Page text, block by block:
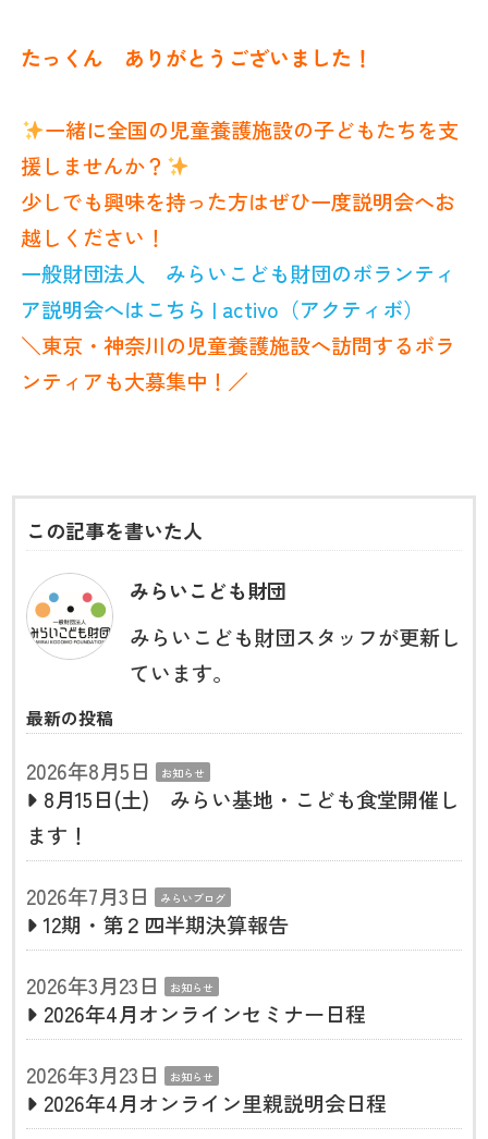
たっくん ありがとうございました！
一緒に全国の児童養護施設の子どもたちを支
援しませんか？
少しでも興味を持った方はぜひ一度説明会へお
越しください！
一般財団法人 みらいこども財団のボランティ
ア説明会へはこちら | activo（アクティボ）
＼東京・神奈川の児童養護施設へ訪問するボラ
ンティアも大募集中！／
この記事を書いた人
みらいこども財団
みらいこども財団スタッフが更新し
ています。
最新の投稿
2026年8月5日 お知らせ
8月15日(土) みらい基地・こども食堂開催し
ます！
2026年7月3日
みらいブログ
12期・第２四半期決算報告
2026年3月23日
お知らせ
2026年4月オンラインセミナー日程
2026年3月23日
お知らせ
2026年4月オンライン里親説明会日程